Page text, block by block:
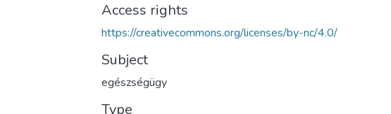
Access rights
https://creativecommons.org/licenses/by-nc/4.0/
Subject
egészségügy
Type